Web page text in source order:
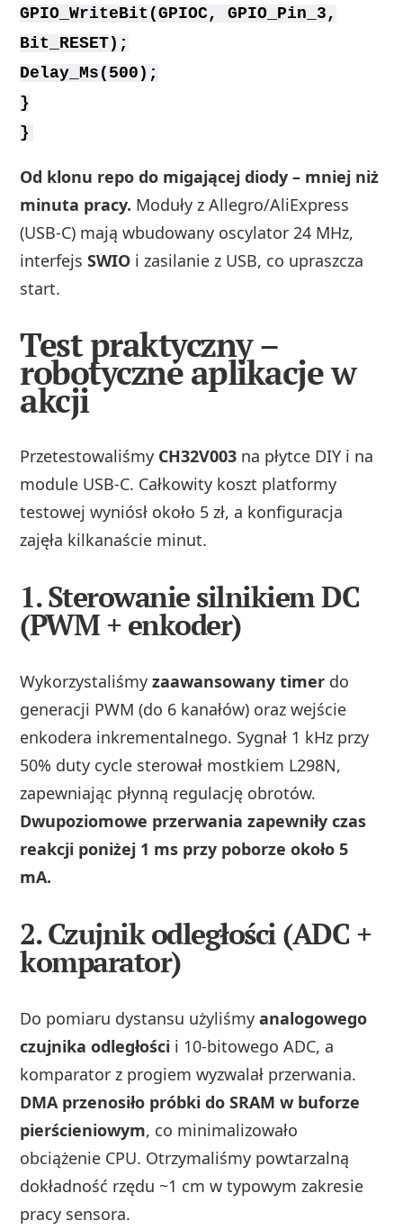
GPIO_WriteBit(GPIOC, GPIO_Pin_3,
Bit_RESET);
Delay_Ms(500);
}
}
Od klonu repo do migającej diody – mniej niż
minuta pracy. Moduły z Allegro/AliExpress
(USB‑C) mają wbudowany oscylator 24 MHz,
interfejsSWIO i zasilanie z USB, co upraszcza
start.
Test praktyczny –
robotyczne aplikacje w
akcji
Przetestowaliśmy CH32V003 na płytce DIY i na
module USB‑C. Całkowity koszt platformy
testowej wyniósł około 5 zł, a konfiguracja
zajęła kilkanaście minut.
1. Sterowanie silnikiem DC
(PWM + enkoder)
Wykorzystaliśmyzaawansowany timer do
generacji PWM (do 6 kanałów) oraz wejście
enkodera inkrementalnego. Sygnał 1 kHz przy
50% duty cycle sterował mostkiem L298N,
zapewniając płynną regulację obrotów.
Dwupoziomowe przerwania zapewniły czas
reakcji poniżej 1 ms przy poborze około 5
mA.
2. Czujnik odległości (ADC +
komparator)
Do pomiaru dystansu użyliśmyanalogowego
czujnika odległości i 10‑bitowego ADC, a
komparator z progiem wyzwalał przerwania.
DMA przenosiło próbki do SRAM w buforze
pierścieniowym, co minimalizowało
obciążenie CPU. Otrzymaliśmy powtarzalną
dokładność rzędu ~1 cm w typowym zakresie
pracy sensora.